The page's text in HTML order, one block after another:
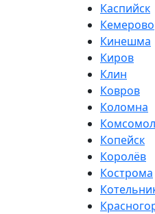
Каспийск
Кемерово
Кинешма
Киров
Клин
Ковров
Коломна
Копейск
Королёв
Кострома